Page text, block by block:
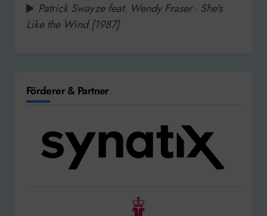
Patrick Swayze feat. Wendy Fraser - She's
Like the Wind [1987]
Förderer & Partner